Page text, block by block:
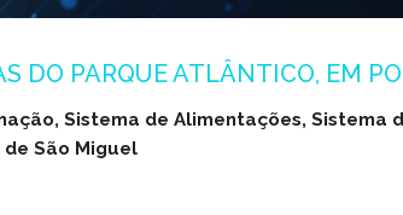
DO PARQUE ATLÂNTICO, EM
Sistema de Alimentações, Sistema
São Miguel